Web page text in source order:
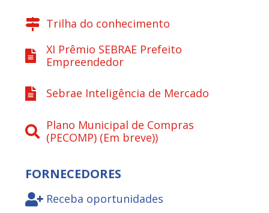
Trilha do conhecimento
XI Prêmio SEBRAE Prefeito
Empreendedor
Sebrae Inteligência de Mercado
Plano Municipal de Compras
(PECOMP) (Em breve))
FORNECEDORES
Receba oportunidades